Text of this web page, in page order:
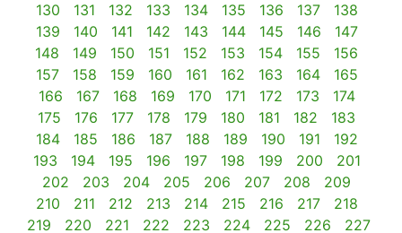
130
131 132 133 134 135 136 137
138
139
140 141 142 143 144 145 146
147
148
149 150 151 152 153 154 155
156
157
158 159 160 161 162 163 164
165
166
167 168 169 170 171 172 173
174
175
176 177 178 179 180 181 182
183
184
185 186 187 188 189 190 191
192
193
194 195 196 197 198 199 200
201
202
203 204 205 206 207 208
209
210
211 212 213 214 215 216 217
218
219
220 221 222 223 224 225 226
227